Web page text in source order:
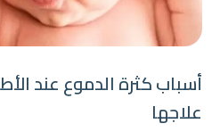
أسباب كثرة الدموع عند
علاجها